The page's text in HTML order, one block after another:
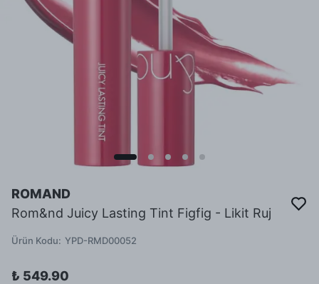
ROMAND
Rom&nd Juicy Lasting Tint Figfig - Likit Ruj
Ürün Kodu: YPD-RMD00052
₺ 549.90